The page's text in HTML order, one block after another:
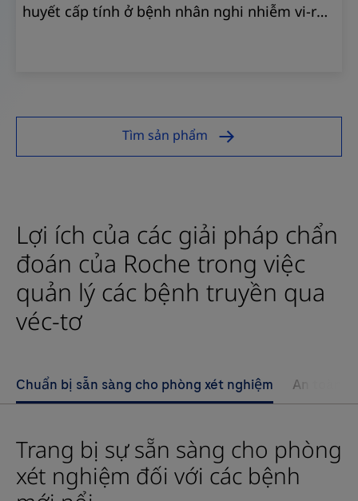
huyết cấp tính ở bệnh nhân nghi nhiễm vi-rút
để
hỗ
trợ
chẩn
đoán
xuất
huyết
cấp
Tìm sản phẩm
Lợi ích của các giải pháp chẩn
đoán của Roche trong việc
quản lý các bệnh truyền qua
véc-tơ
Chuẩn bị sẵn sàng cho phòng xét nghiệm An toàn
Trang bị sự sẵn sàng cho phòng
xét nghiệm đối với các bệnh